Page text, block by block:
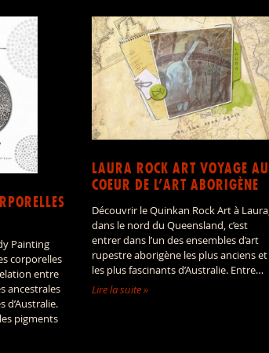
Painting
corporelles
entre
ancestrales
d’Australie.
pigments
LAURA ROCK ART VOYAGE AU
COEUR DE L’ART ABORIGÈNE
Découvrir le Quinkan Rock Art à
dans le nord du Queensland, c’est
entrer dans l’un des ensembles d’art
rupestre aborigène les plus anciens et
les plus fascinants d’Australie. Entre…
Lire la suite »